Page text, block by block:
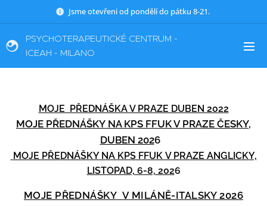
Jsme otevřeni od pondělí do pátku 8-21.
PSYCHOTERAPEUTICKÉ CENTRUM -
ICEAH - MILANO
MOJE PŘEDNÁŠKA V PRAZE DUBEN 2022
MOJE PŘEDNÁŠKY NA KPS FFUK V PRAZE ČESKY,
DUBEN 2026
MOJE PŘEDNÁŠKY NA KPS FFUK V PRAZE ANGLICKY,
LISTOPAD, 6-8, 2026
MOJE PŘEDNÁŠKY V MILÁNĚ-ITALSKY 2026